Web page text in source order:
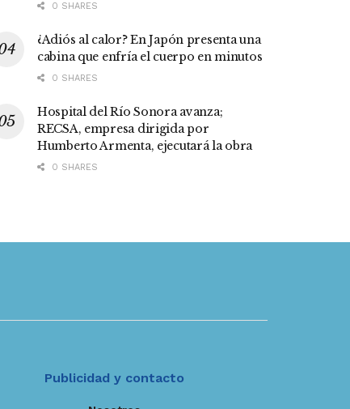
0 SHARES
¿Adiós al calor? En Japón presenta una
cabina que enfría el cuerpo en minutos
0 SHARES
Hospital del Río Sonora avanza;
RECSA, empresa dirigida por
Humberto Armenta, ejecutará la obra
0 SHARES
Publicidad y contacto